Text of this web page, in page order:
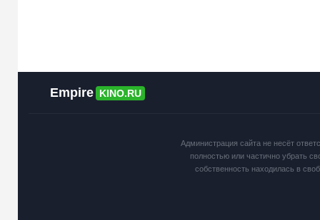
Empire KINO.RU
Администрация сайта не несёт
полностью или частично убрать
собственность находилась в